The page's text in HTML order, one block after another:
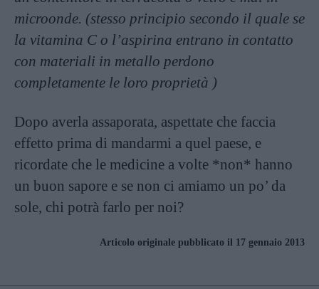
microonde. (stesso principio secondo il quale se
la vitamina C o l’aspirina entrano in contatto
con materiali in metallo perdono
completamente le loro proprietà )
Dopo averla assaporata, aspettate che faccia
effetto prima di mandarmi a quel paese, e
ricordate che le medicine a volte *non* hanno
un buon sapore e se non ci amiamo un po’ da
sole, chi potrà farlo per noi?
Articolo originale pubblicato il 17 gennaio 2013